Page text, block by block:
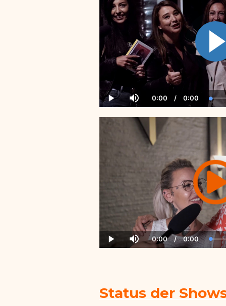
Play Mute
Current
Time
0:00 / Duration
0:00
Play Mute
Current
Time
0:00 / Duration
0:00
Status der